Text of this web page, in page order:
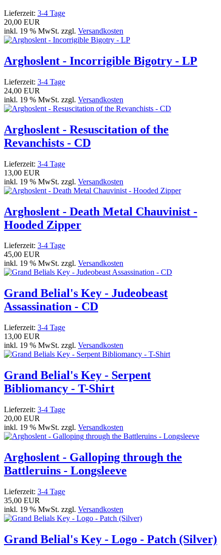
Lieferzeit: 3-4 Tage
20,00 EUR
inkl. 19 % MwSt. zzgl. Versandkosten
Arghoslent - Incorrigible Bigotry - LP
Lieferzeit: 3-4 Tage
24,00 EUR
inkl. 19 % MwSt. zzgl. Versandkosten
Arghoslent - Resuscitation of the
Revanchists - CD
Lieferzeit: 3-4 Tage
13,00 EUR
inkl. 19 % MwSt. zzgl. Versandkosten
Arghoslent - Death Metal Chauvinist -
Hooded Zipper
Lieferzeit: 3-4 Tage
45,00 EUR
inkl. 19 % MwSt. zzgl. Versandkosten
Grand Belial's Key - Judeobeast
Assassination - CD
Lieferzeit: 3-4 Tage
13,00 EUR
inkl. 19 % MwSt. zzgl. Versandkosten
Grand Belial's Key - Serpent
Bibliomancy - T-Shirt
Lieferzeit: 3-4 Tage
20,00 EUR
inkl. 19 % MwSt. zzgl. Versandkosten
Arghoslent - Galloping through the
Battleruins - Longsleeve
Lieferzeit: 3-4 Tage
35,00 EUR
inkl. 19 % MwSt. zzgl. Versandkosten
Grand Belial's Key - Logo - Patch (Silver)